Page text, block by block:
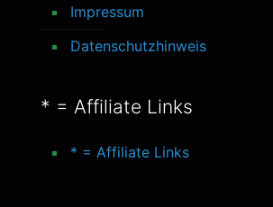
Impressum
Datenschutzhinweis
* = Affiliate Links
* = Affiliate Links